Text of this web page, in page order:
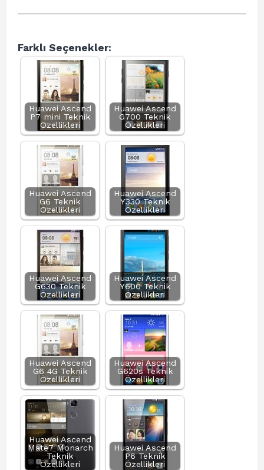
Farklı Seçenekler:
Huawei Ascend
P7 mini Teknik
Özellikleri
Huawei Ascend
G700 Teknik
Özellikleri
Huawei Ascend
G6 Teknik
Özellikleri
Huawei Ascend
Y330 Teknik
Özellikleri
Huawei Ascend
G630 Teknik
Özellikleri
Huawei Ascend
Y600 Teknik
Özellikleri
Huawei Ascend
G6 4G Teknik
Özellikleri
Huawei Ascend
G620s Teknik
Özellikleri
Huawei Ascend
Mate7 Monarch
Teknik
Özellikleri
Huawei Ascend
P6 Teknik
Özellikleri